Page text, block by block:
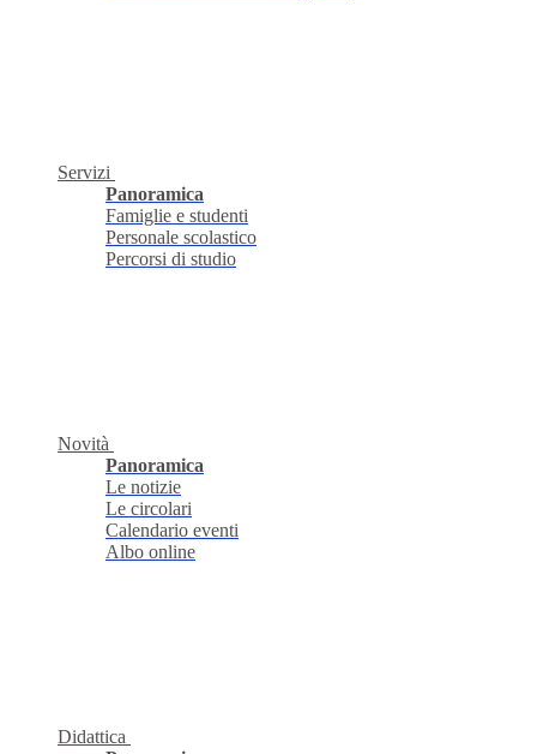
Servizi
Panoramica
Famiglie e studenti
Personale scolastico
Percorsi di studio
Novità
Panoramica
Le notizie
Le circolari
Calendario eventi
Albo online
Didattica